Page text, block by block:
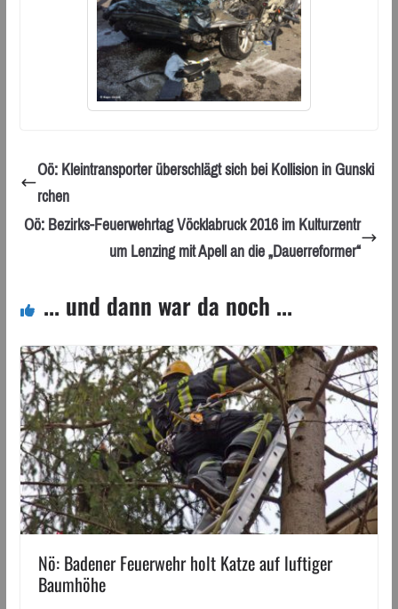
Oö: Kleintransporter überschlägt sich bei Kollision in Gunski
rchen
Oö: Bezirks-Feuerwehrtag Vöcklabruck 2016 im Kulturzentr
um Lenzing mit Apell an die „Dauerreformer“
... und dann war da noch ...
Nö: Badener Feuerwehr holt Katze auf luftiger
Baumhöhe